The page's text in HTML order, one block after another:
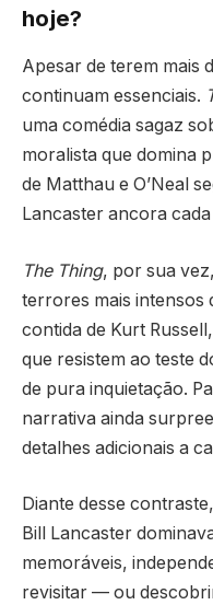
hoje?
Apesar de terem mais
continuam essenciais.
uma comédia sagaz
moralista que domina
de Matthau e O’Neal
Lancaster ancora
The Thing, por sua
terrores mais intensos
contida de Kurt
que resistem ao teste
de pura inquietação.
narrativa ainda
detalhes adicionais a
Diante desse
Bill Lancaster
memoráveis,
revisitar — ou